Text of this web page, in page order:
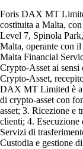
Foris DAX MT
costituita a Malta,
Level 7, Spinola
Malta, operante con il
Malta Financial
Crypto-Asset ai sensi
Crypto-Asset,
DAX MT Limited è
di crypto-asset con
asset; 3. Ricezione e
clienti; 4.
Servizi di
Custodia e gestione